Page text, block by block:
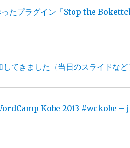
たプラグイン「Stop the
てきました（当日のスライドな
Kobe 2013 #wckobe –